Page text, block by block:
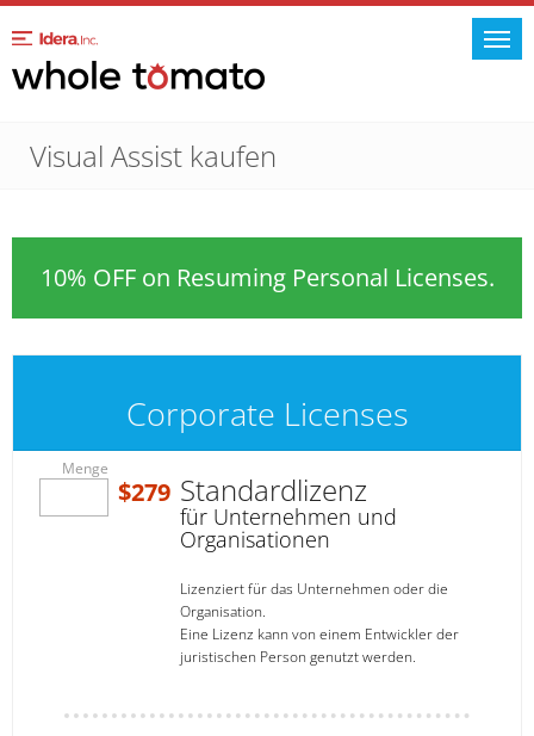
Visual Assist kaufen
10% OFF on Resuming Personal Licenses.
Corporate Licenses
Menge
$279 Standardlizenz
für Unternehmen und
Organisationen
Lizenziert für das Unternehmen oder die
Organisation.
Eine Lizenz kann von einem Entwickler der
juristischen Person genutzt werden.